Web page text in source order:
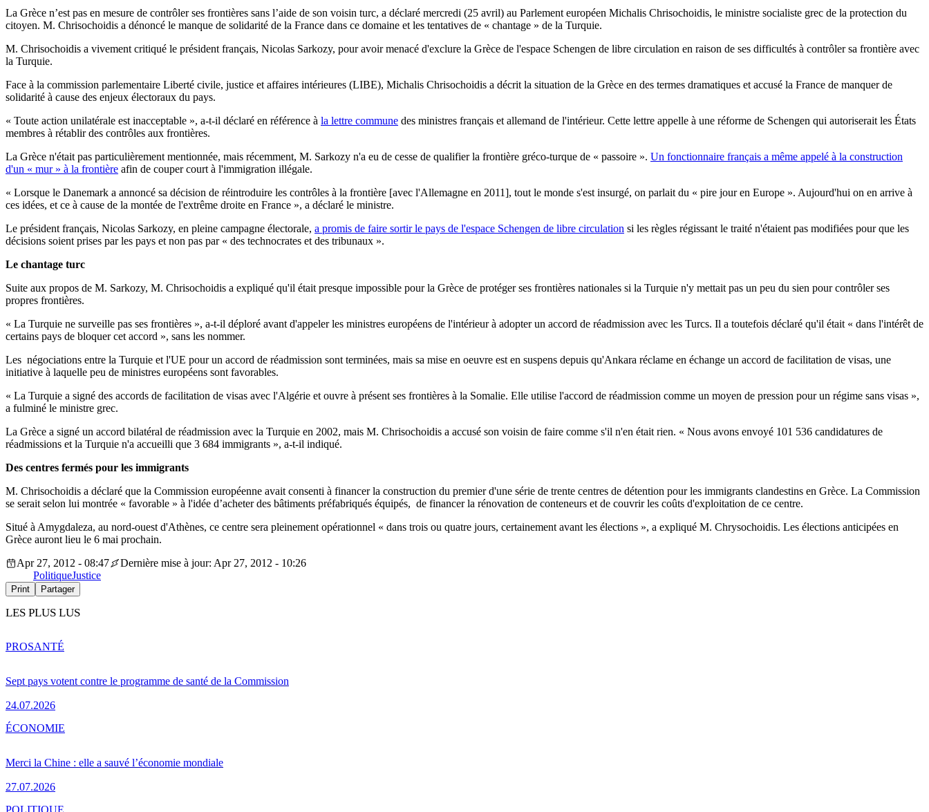
La Grèce n’est pas en mesure de contrôler ses frontières sans l’aide de son voisin turc, a déclaré mercredi (25 avril) au Parlement européen Michalis Chrisochoidis, le ministre socialiste grec de la protection du
citoyen. M. Chrisochoidis a dénoncé le manque de solidarité de la France dans ce domaine et les tentatives de « chantage » de la Turquie.
M. Chrisochoidis a vivement critiqué le président français, Nicolas Sarkozy, pour avoir menacé d'exclure la Grèce de l'espace Schengen de libre circulation en raison de ses difficultés à contrôler sa frontière avec
la Turquie.
Face à la commission parlementaire Liberté civile, justice et affaires intérieures (LIBE), Michalis Chrisochoidis a décrit la situation de la Grèce en des termes dramatiques et accusé la France de manquer de
solidarité à cause des enjeux électoraux du pays.
« Toute action unilatérale est inacceptable », a-t-il déclaré en référence à la lettre commune des ministres français et allemand de l'intérieur. Cette lettre appelle à une réforme de Schengen qui autoriserait les États
membres à rétablir des contrôles aux frontières.
La Grèce n'était pas particulièrement mentionnée, mais récemment, M. Sarkozy n'a eu de cesse de qualifier la frontière gréco-turque de « passoire ». Un fonctionnaire français a même appelé à la construction
d'un « mur » à la frontière afin de couper court à l'immigration illégale.
« Lorsque le Danemark a annoncé sa décision de réintroduire les contrôles à la frontière [avec l'Allemagne en 2011], tout le monde s'est insurgé, on parlait du « pire jour en Europe ». Aujourd'hui on en arrive à
ces idées, et ce à cause de la montée de l'extrême droite en France », a déclaré le ministre.
Le président français, Nicolas Sarkozy, en pleine campagne électorale, a promis de faire sortir le pays de l'espace Schengen de libre circulation si les règles régissant le traité n'étaient pas modifiées pour que les
décisions soient prises par les pays et non pas par « des technocrates et des tribunaux ».
Le chantage turc
Suite aux propos de M. Sarkozy, M. Chrisochoidis a expliqué qu'il était presque impossible pour la Grèce de protéger ses frontières nationales si la Turquie n'y mettait pas un peu du sien pour contrôler ses
propres frontières.
« La Turquie ne surveille pas ses frontières », a-t-il déploré avant d'appeler les ministres européens de l'intérieur à adopter un accord de réadmission avec les Turcs. Il a toutefois déclaré qu'il était « dans l'intérêt de
certains pays de bloquer cet accord », sans les nommer.
Les négociations entre la Turquie et l'UE pour un accord de réadmission sont terminées, mais sa mise en oeuvre est en suspens depuis qu'Ankara réclame en échange un accord de facilitation de visas, une
initiative à laquelle peu de ministres européens sont favorables.
« La Turquie a signé des accords de facilitation de visas avec l'Algérie et ouvre à présent ses frontières à la Somalie. Elle utilise l'accord de réadmission comme un moyen de pression pour un régime sans visas »,
a fulminé le ministre grec.
La Grèce a signé un accord bilatéral de réadmission avec la Turquie en 2002, mais M. Chrisochoidis a accusé son voisin de faire comme s'il n'en était rien. « Nous avons envoyé 101 536 candidatures de
réadmissions et la Turquie n'a accueilli que 3 684 immigrants », a-t-il indiqué.
Des centres fermés pour les immigrants
M. Chrisochoidis a déclaré que la Commission européenne avait consenti à financer la construction du premier d'une série de trente centres de détention pour les immigrants clandestins en Grèce. La Commission
se serait selon lui montrée « favorable » à l'idée d’acheter des bâtiments préfabriqués équipés, de financer la rénovation de conteneurs et de couvrir les coûts d'exploitation de ce centre.
Situé à Amygdaleza, au nord-ouest d'Athènes, ce centre sera pleinement opérationnel « dans trois ou quatre jours, certainement avant les élections », a expliqué M. Chrysochoidis. Les élections anticipées en
Grèce auront lieu le 6 mai prochain.
Apr 27, 2012 - 08:47
Dernière mise à jour: Apr 27, 2012 - 10:26
PolitiqueJustice
Print Partager
LES PLUS LUS
Sept pays votent contre le programme de santé de la Commission
24.07.2026
PROSANTÉ
Merci la Chine : elle a sauvé l’économie mondiale
27.07.2026
ÉCONOMIE
POLITIQUE